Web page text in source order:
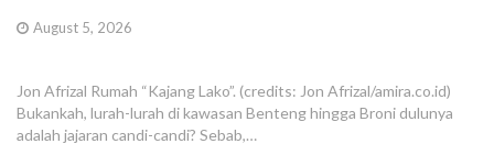
August 5, 2026
Jon Afrizal Rumah “Kajang Lako”. (credits: Jon Afrizal/amira.co.id)
Bukankah, lurah-lurah di kawasan Benteng hingga Broni dulunya
adalah jajaran candi-candi? Sebab,…